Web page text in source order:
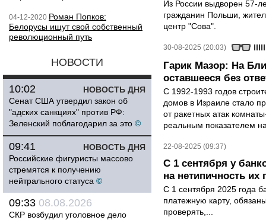
04-12-2020 Роман Попков:
Белорусы ищут свой собственный
революционный путь
НОВОСТИ
НОВОСТЬ ДНЯ
10:02
Сенат США утвердил закон об
"адских санкциях" против РФ:
Зеленский поблагодарил за это ©
НОВОСТЬ ДНЯ
09:41
Российские фигуристы массово
стремятся к получению
нейтрального статуса ©
09:33 08.08.2026
СКР возбудил уголовное дело
Из России выдворен 57-
гражданин Польши,
центр "Сова".
30-08-2025 (20:03)
Гарик Мазор: На
оставшееся без
С 1992-1993 годов
домов в Израиле стало
от ракетных атак
реальным показателем
22-08-2025 (09:37)
С 1 сентября у
на нетипичность их
С 1 сентября 2025 года
платежную карту,
проверять,...